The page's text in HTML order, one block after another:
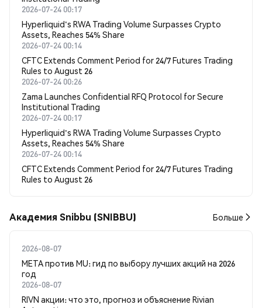
2026-07-24 00:17
Hyperliquid's RWA Trading Volume Surpasses Crypto
Assets, Reaches 54% Share
2026-07-24 00:14
CFTC Extends Comment Period for 24/7 Futures Trading
Rules to August 26
2026-07-24 00:26
Zama Launches Confidential RFQ Protocol for Secure
Institutional Trading
2026-07-24 00:17
Hyperliquid's RWA Trading Volume Surpasses Crypto
Assets, Reaches 54% Share
2026-07-24 00:14
CFTC Extends Comment Period for 24/7 Futures Trading
Rules to August 26
Академия Snibbu (SNIBBU) Больше
2026-08-07
META против MU: гид по выбору лучших акций на 2026
год
2026-08-07
RIVN акции: что это, прогноз и объяснение Rivian